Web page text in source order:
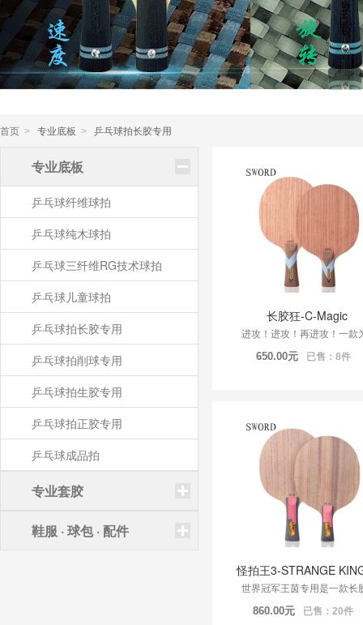
首页 > 专业底板 > 乒乓球拍长胶专用
专业底板
乒乓球纤维球拍
乒乓球纯木球拍
乒乓球三纤维RG技术球拍
乒乓球儿童球拍
乒乓球拍长胶专用
乒乓球拍削球专用
乒乓球拍生胶专用
乒乓球拍正胶专用
乒乓球成品拍
专业套胶
鞋服 · 球包 · 配件
长胶狂-C-Magic
进攻！进攻！再进攻！一款
650.00元 已售：8件
怪拍王3-STRANGE
世界冠军王茵专用是一款长
860.00元 已售：20件